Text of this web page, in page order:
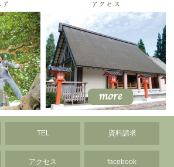
TEL 資料請求
アクセス facebook